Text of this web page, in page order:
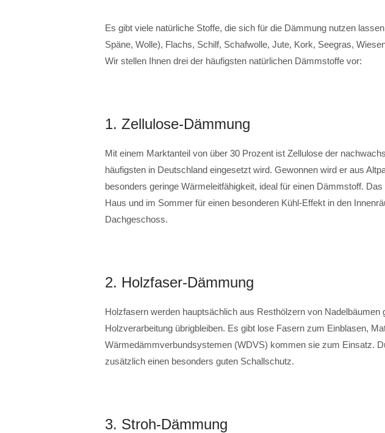
Es gibt viele natürliche Stoffe, die sich für die Dämmung nutzen
Späne, Wolle), Flachs, Schilf, Schafwolle, Jute, Kork, Seegras,
Wir stellen Ihnen drei der häufigsten natürlichen Dämmstoffe vor:
1. Zellulose-Dämmung
Mit einem Marktanteil von über 30 Prozent ist Zellulose der
häufigsten in Deutschland eingesetzt wird. Gewonnen wird er aus
besonders geringe Wärmeleitfähigkeit, ideal für einen Dämmstoff.
Haus und im Sommer für einen besonderen Kühl-Effekt in den
Dachgeschoss.
2. Holzfaser-Dämmung
Holzfasern werden hauptsächlich aus Resthölzern von Nadelbäumen
Holzverarbeitung übrigbleiben. Es gibt lose Fasern zum Einblasen,
Wärmedämmverbundsystemen (WDVS) kommen sie zum Einsatz.
zusätzlich einen besonders guten Schallschutz.
3. Stroh-Dämmung